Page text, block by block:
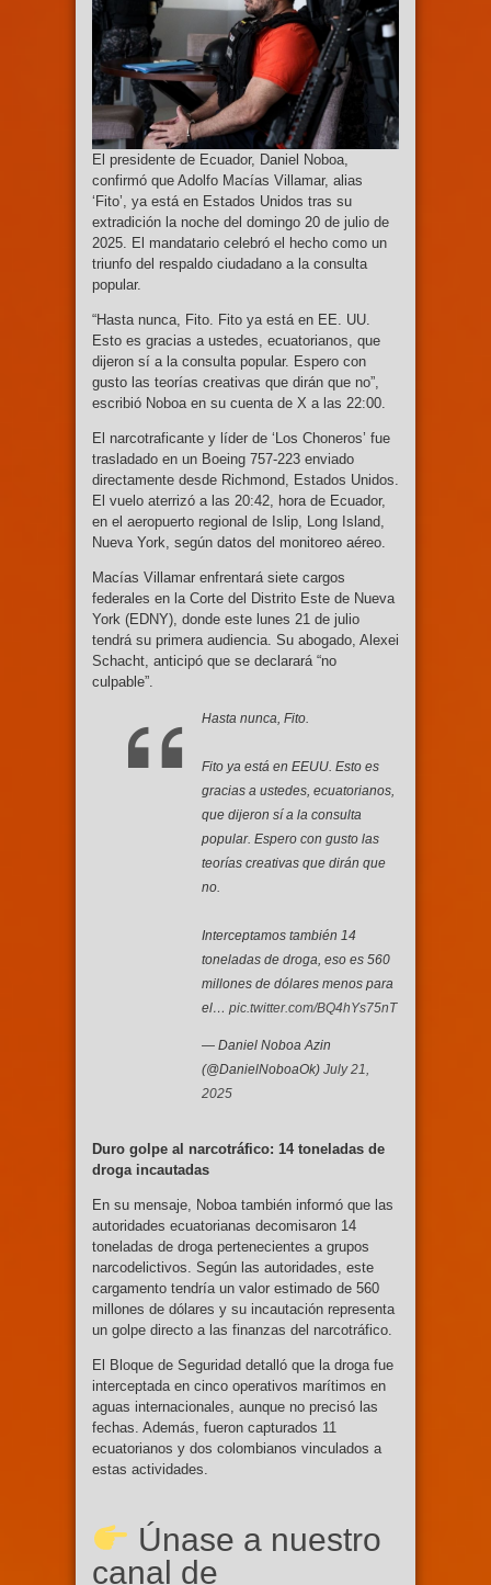
El presidente de Ecuador, Daniel Noboa,
confirmó que Adolfo Macías Villamar, alias
‘Fito’, ya está en Estados Unidos tras su
extradición la noche del domingo 20 de julio de
2025. El mandatario celebró el hecho como un
triunfo del respaldo ciudadano a la consulta
popular.
“Hasta nunca, Fito. Fito ya está en EE. UU.
Esto es gracias a ustedes, ecuatorianos, que
dijeron sí a la consulta popular. Espero con
gusto las teorías creativas que dirán que no”,
escribió Noboa en su cuenta de X a las 22:00.
El narcotraficante y líder de ‘Los Choneros’ fue
trasladado en un Boeing 757-223 enviado
directamente desde Richmond, Estados Unidos.
El vuelo aterrizó a las 20:42, hora de Ecuador,
en el aeropuerto regional de Islip, Long Island,
Nueva York, según datos del monitoreo aéreo.
Macías Villamar enfrentará siete cargos
federales en la Corte del Distrito Este de Nueva
York (EDNY), donde este lunes 21 de julio
tendrá su primera audiencia. Su abogado, Alexei
Schacht, anticipó que se declarará “no
culpable”.
Hasta nunca, Fito.
Fito ya está en EEUU. Esto es
gracias a ustedes, ecuatorianos,
que dijeron sí a la consulta
popular. Espero con gusto las
teorías creativas que dirán que
no.
Interceptamos también 14
toneladas de droga, eso es 560
millones de dólares menos para
el… pic.twitter.com/BQ4hYs75nT
— Daniel Noboa Azin
(@DanielNoboaOk) July 21,
2025
Duro golpe al narcotráfico: 14 toneladas de
droga incautadas
En su mensaje, Noboa también informó que las
autoridades ecuatorianas decomisaron 14
toneladas de droga pertenecientes a grupos
narcodelictivos. Según las autoridades, este
cargamento tendría un valor estimado de 560
millones de dólares y su incautación representa
un golpe directo a las finanzas del narcotráfico.
El Bloque de Seguridad detalló que la droga fue
interceptada en cinco operativos marítimos en
aguas internacionales, aunque no precisó las
fechas. Además, fueron capturados 11
ecuatorianos y dos colombianos vinculados a
estas actividades.
Únase a nuestro
canal de